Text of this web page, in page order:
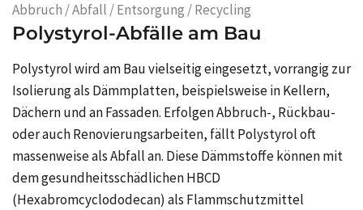
Abbruch / Abfall / Entsorgung / Recycling
Polystyrol-Abfälle am Bau
Polystyrol wird am Bau vielseitig eingesetzt, vorrangig zur
Isolierung als Dämmplatten, beispielsweise in Kellern,
Dächern und an Fassaden. Erfolgen Abbruch-, Rückbau-
oder auch Renovierungsarbeiten, fällt Polystyrol oft
massenweise als Abfall an. Diese Dämmstoffe können mit
dem gesundheitsschädlichen HBCD
(Hexabromcyclododecan) als Flammschutzmittel